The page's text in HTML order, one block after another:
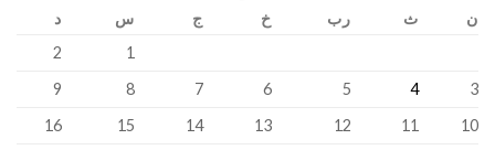
ن ث رب خ ج س
د
1
2
3
4
5
6
7
8
9
10
11
12
13
14
15
16